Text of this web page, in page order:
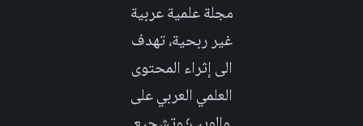
مجلة علمية عربية
غير ربحية، تهدف
الى إثراء المحتوى
العلمي العربي على